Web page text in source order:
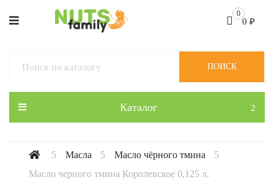
0
0 ₽
Каталог
ПОИСК
Масла
Масло чёрного тмина
Масло черного тмина Королевское 0,125 л.